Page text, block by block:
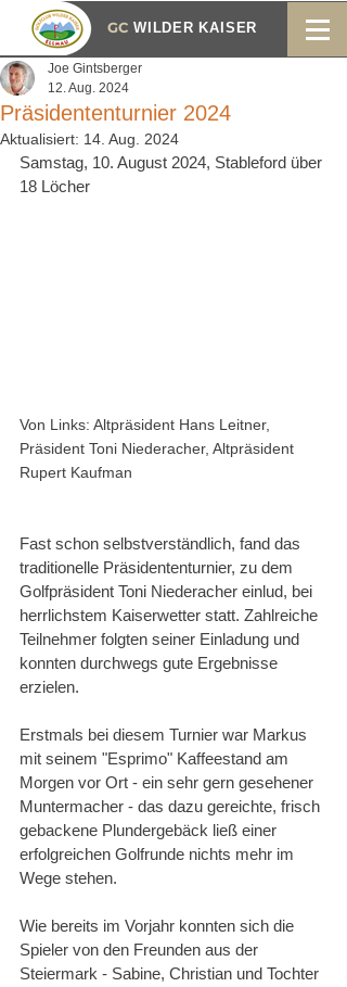
WILDER KAISER
GC
Präsidententurnier 2024
Joe Gintsberger
12. Aug. 2024
Aktualisiert: 14. Aug. 2024
Samstag, 10. August 2024, Stableford über
18 Löcher
Von Links: Altpräsident Hans Leitner,
Präsident Toni Niederacher, Altpräsident
Rupert Kaufman
Fast schon selbstverständlich, fand das
traditionelle Präsidententurnier, zu dem
Golfpräsident Toni Niederacher einlud, bei
herrlichstem Kaiserwetter statt. Zahlreiche
Teilnehmer folgten seiner Einladung und
konnten durchwegs gute Ergebnisse
erzielen.
Erstmals bei diesem Turnier war Markus
mit seinem "Esprimo" Kaffeestand am
Morgen vor Ort - ein sehr gern gesehener
Muntermacher - das dazu gereichte, frisch
gebackene Plundergebäck ließ einer
erfolgreichen Golfrunde nichts mehr im
Wege stehen.
Wie bereits im Vorjahr konnten sich die
Spieler von den Freunden aus der
Steiermark - Sabine, Christian und Tochter